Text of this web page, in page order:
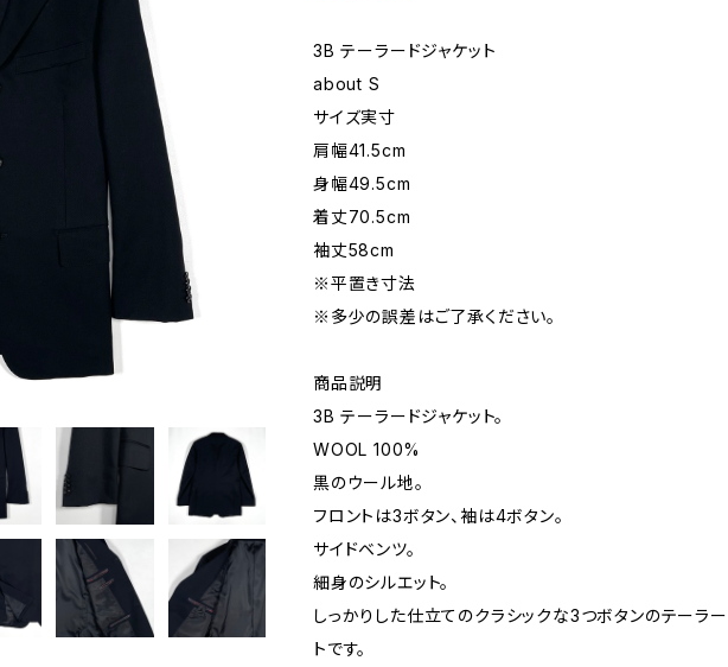
3B テーラードジャケット
about S
サイズ実寸
肩幅41.5cm
身幅49.5cm
着丈70.5cm
袖丈58cm
※平置き寸法
※多少の誤差はご了承ください。
商品説明
3B テーラードジャケット。
WOOL 100%
黒のウール地。
フロントは3ボタン、袖は4ボタン。
サイドベンツ。
細身のシルエット。
しっかりした仕立てのクラシックな3つボタンのテーラー
トです。